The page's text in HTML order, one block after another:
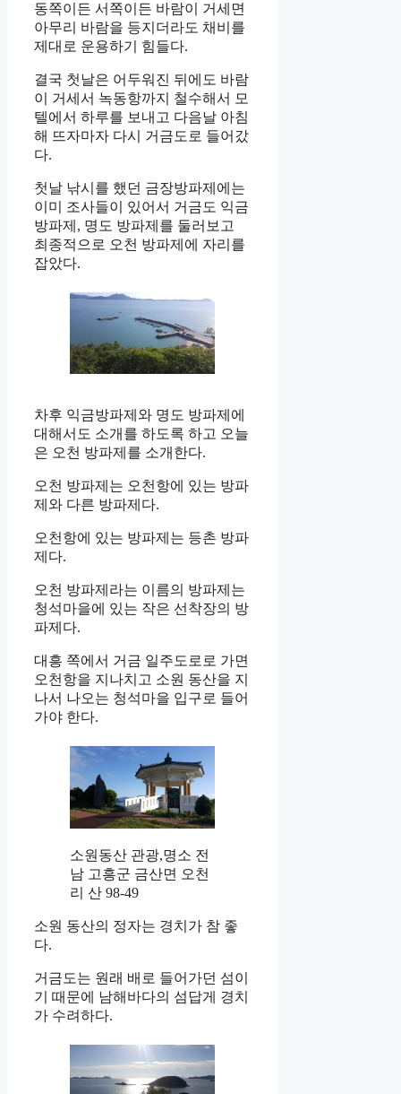
동쪽이든 서쪽이든 바람이 거세면
아무리 바람을 등지더라도 채비를
제대로 운용하기 힘들다.
결국 첫날은 어두워진 뒤에도 바람
이 거세서 녹동항까지 철수해서 모
텔에서 하루를 보내고 다음날 아침
해 뜨자마자 다시 거금도로 들어갔
다.
첫날 낚시를 했던 금장방파제에는
이미 조사들이 있어서 거금도 익금
방파제, 명도 방파제를 둘러보고
최종적으로 오천 방파제에 자리를
잡았다.
차후 익금방파제와 명도 방파제에
대해서도 소개를 하도록 하고 오늘
은 오천 방파제를 소개한다.
오천 방파제는 오천항에 있는 방파
제와 다른 방파제다.
오천항에 있는 방파제는 등촌 방파
제다.
오천 방파제라는 이름의 방파제는
청석마을에 있는 작은 선착장의 방
파제다.
대흥 쪽에서 거금 일주도로로 가면
오천항을 지나치고 소원 동산을 지
나서 나오는 청석마을 입구로 들어
가야 한다.
소원동산 관광,명소 전
남 고흥군 금산면 오천
리 산 98-49
소원 동산의 정자는 경치가 참 좋
다.
거금도는 원래 배로 들어가던 섬이
기 때문에 남해바다의 섬답게 경치
가 수려하다.